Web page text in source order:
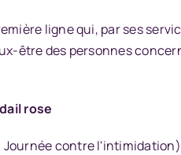
ligne qui, par ses
être des personnes
rose
Journée contre